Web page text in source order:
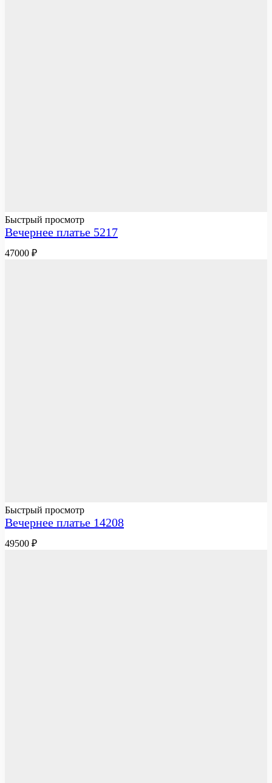
Быстрый просмотр
Вечернее платье 5217
47000 ₽
Быстрый просмотр
Вечернее платье 14208
49500 ₽